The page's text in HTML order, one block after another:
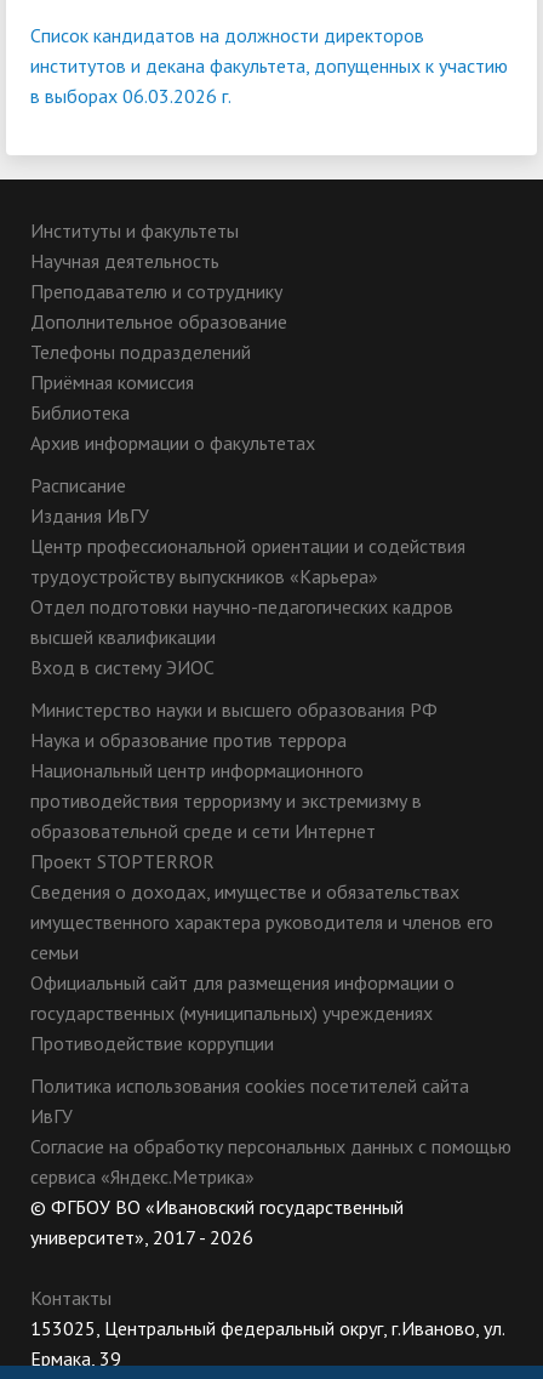
Список кандидатов на должности директоров
институтов и декана факультета, допущенных к участию
в выборах 06.03.2026 г.
Институты и факультеты
Научная деятельность
Преподавателю и сотруднику
Дополнительное образование
Телефоны подразделений
Приёмная комиссия
Библиотека
Архив информации о факультетах
Расписание
Издания ИвГУ
Центр профессиональной ориентации и содействия
трудоустройству выпускников «Карьера»
Отдел подготовки научно-педагогических кадров
высшей квалификации
Вход в систему ЭИОС
Министерство науки и высшего образования РФ
Наука и образование против террора
Национальный центр информационного
противодействия терроризму и экстремизму в
образовательной среде и сети Интернет
Проект STOPTERROR
Сведения о доходах, имуществе и обязательствах
имущественного характера руководителя и членов его
семьи
Официальный сайт для размещения информации о
государственных (муниципальных) учреждениях
Противодействие коррупции
Политика использования cookies посетителей сайта
ИвГУ
Согласие на обработку персональных данных с помощью
сервиса «Яндекс.Метрика»
© ФГБОУ ВО «Ивановский государственный
университет», 2017 - 2026
Контакты
153025, Центральный федеральный округ, г.Иваново, ул.
Ермака, 39